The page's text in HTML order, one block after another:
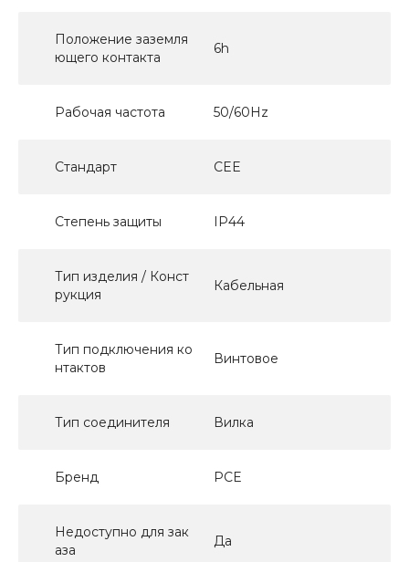
Положение заземля
ющего контакта
6h
Рабочая частота 50/60Hz
Стандарт CEE
Степень защиты IP44
Тип изделия / Конст
рукция
Кабельная
Тип подключения ко
нтактов
Винтовое
Тип соединителя Вилка
Бренд PCE
Недоступно для зак
аза
Да